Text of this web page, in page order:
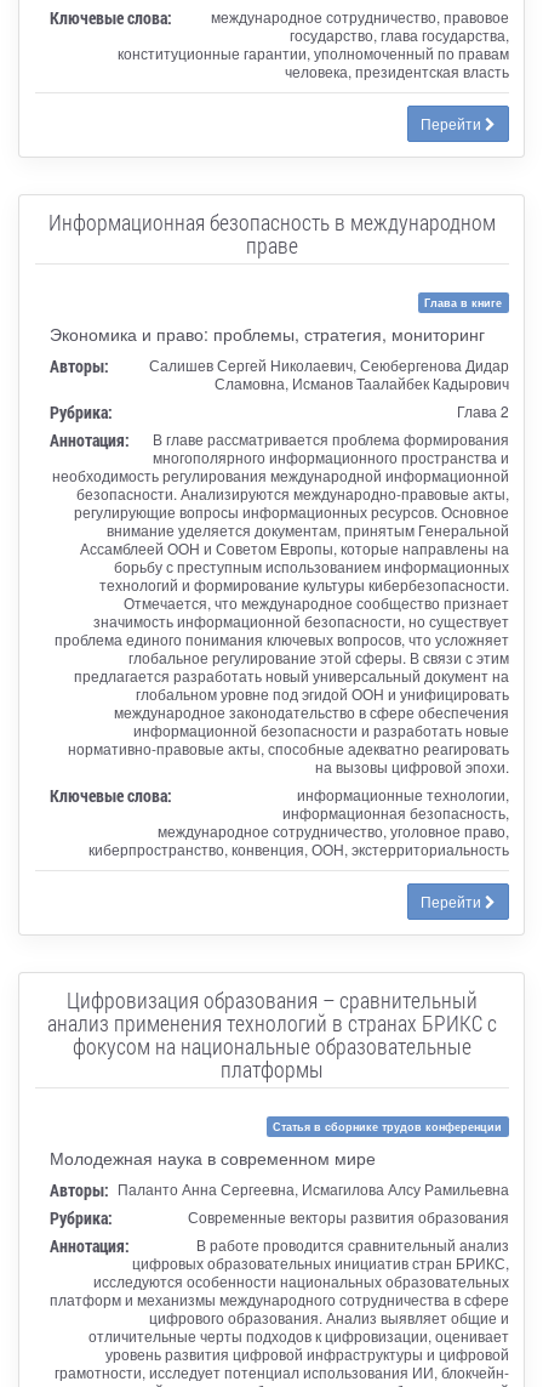
Ключевые слова:
международное сотрудничество, правовое
государство, глава государства,
конституционные гарантии, уполномоченный по правам
человека, президентская власть
Перейти
Информационная безопасность в международном
праве
Глава в книге
Экономика и право: проблемы, стратегия, мониторинг
Авторы:
Салишев Сергей Николаевич, Сеюбергенова Дидар
Сламовна, Исманов Таалайбек Кадырович
Рубрика: Глава 2
Аннотация:
В главе рассматривается проблема формирования
многополярного информационного пространства и
необходимость регулирования международной информационной
безопасности. Анализируются международно-правовые акты,
регулирующие вопросы информационных ресурсов. Основное
внимание уделяется документам, принятым Генеральной
Ассамблеей ООН и Советом Европы, которые направлены на
борьбу с преступным использованием информационных
технологий и формирование культуры кибербезопасности.
Отмечается, что международное сообщество признает
значимость информационной безопасности, но существует
проблема единого понимания ключевых вопросов, что усложняет
глобальное регулирование этой сферы. В связи с этим
предлагается разработать новый универсальный документ на
глобальном уровне под эгидой ООН и унифицировать
международное законодательство в сфере обеспечения
информационной безопасности и разработать новые
нормативно-правовые акты, способные адекватно реагировать
на вызовы цифровой эпохи.
Ключевые слова:
информационные технологии,
информационная безопасность,
международное сотрудничество, уголовное право,
киберпространство, конвенция, ООН, экстерриториальность
Перейти
Цифровизация образования – сравнительный
анализ применения технологий в странах БРИКС с
фокусом на национальные образовательные
платформы
Статья в сборнике трудов конференции
Молодежная наука в современном мире
Авторы: Паланто Анна Сергеевна, Исмагилова Алсу Рамильевна
Рубрика: Современные векторы развития образования
Аннотация:
В работе проводится сравнительный анализ
цифровых образовательных инициатив стран БРИКС,
исследуются особенности национальных образовательных
платформ и механизмы международного сотрудничества в сфере
цифрового образования. Анализ выявляет общие и
отличительные черты подходов к цифровизации, оценивает
уровень развития цифровой инфраструктуры и цифровой
грамотности, исследует потенциал использования ИИ, блокчейн-